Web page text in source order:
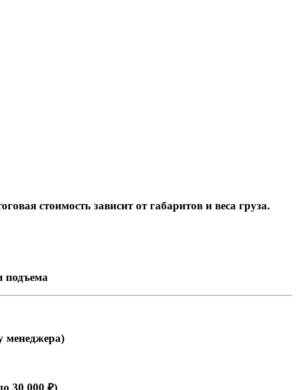
стоимость зависит от габаритов и веса груза.
подъема
менеджера)
30 000 ₽)